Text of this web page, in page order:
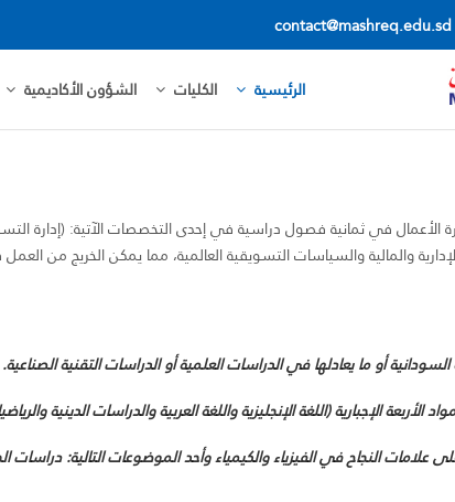
contact@mashreq.edu.sd
الرئيسية الكليات الشؤون الأكاديمية
الأعمال في ثمانية فصول دراسية في إحدى التخصصات الآتية: (إدارة
والمالية والسياسات التسويقية العالمية، مما يمكن الخريج من
أو ما يعادلها في الدراسات العلمية أو الدراسات التقنية الصناعية.
الإجبارية (اللغة الإنجليزية واللغة العربية والدراسات الدينية
علامات النجاح في الفيزياء والكيمياء وأحد الموضوعات التالية: